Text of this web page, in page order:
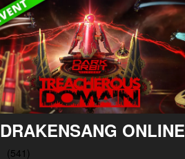
DRAKENSANG ONLINE